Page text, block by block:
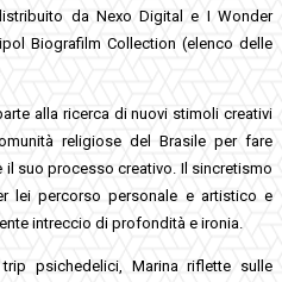
da Nexo Digital e I Wonder
Biografilm Collection (elenco delle
alla ricerca di nuovi stimoli creativi
religiose del Brasile per fare
il suo processo creativo. Il sincretismo
lei percorso personale e artistico e
intreccio di profondità e ironia.
psichedelici, Marina riflette sulle